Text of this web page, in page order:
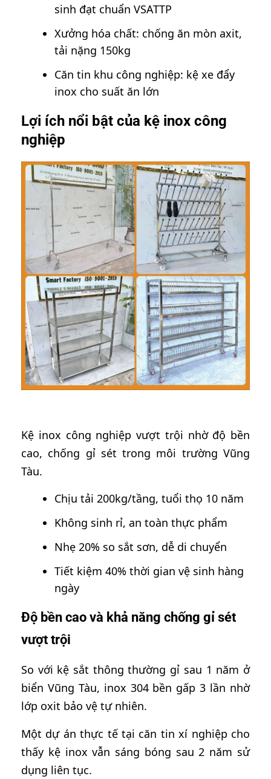
sinh đạt chuẩn VSATTP
Xưởng hóa chất: chống ăn mòn axit,
tải nặng 150kg
Căn tin khu công nghiệp: kệ xe đẩy
inox cho suất ăn lớn
Lợi ích nổi bật của kệ inox công
nghiệp
Kệ inox công nghiệp vượt trội nhờ độ bền
cao, chống gỉ sét trong môi trường Vũng
Tàu.
Chịu tải 200kg/tầng, tuổi thọ 10 năm
Không sinh rỉ, an toàn thực phẩm
Nhẹ 20% so sắt sơn, dễ di chuyển
Tiết kiệm 40% thời gian vệ sinh hàng
ngày
Độ bền cao và khả năng chống gỉ sét
vượt trội
So với kệ sắt thông thường gỉ sau 1 năm ở
biển Vũng Tàu, inox 304 bền gấp 3 lần nhờ
lớp oxit bảo vệ tự nhiên.
Một dự án thực tế tại căn tin xí nghiệp cho
thấy kệ inox vẫn sáng bóng sau 2 năm sử
dụng liên tục.